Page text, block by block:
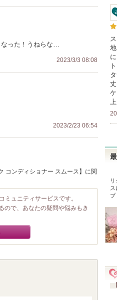
なった！うねらな…
2023/3/3 08:08
2023/2/23 06:54
コンディショナー スムース】に関
ミュニティサービスです。
ので、あなたの疑問や悩みもき
ス
プ